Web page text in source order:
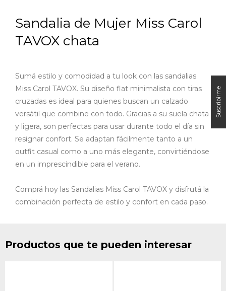
Sandalia de Mujer Miss Carol
TAVOX chata
Sumá estilo y comodidad a tu look con las sandalias
Miss Carol TAVOX. Su diseño flat minimalista con tiras
cruzadas es ideal para quienes buscan un calzado
versátil que combine con todo. Gracias a su suela chata
y ligera, son perfectas para usar durante todo el día sin
resignar confort. Se adaptan fácilmente tanto a un
outfit casual como a uno más elegante, convirtiéndose
en un imprescindible para el verano.
Comprá hoy las Sandalias Miss Carol TAVOX y disfrutá la
combinación perfecta de estilo y confort en cada paso.
Productos que te pueden interesar